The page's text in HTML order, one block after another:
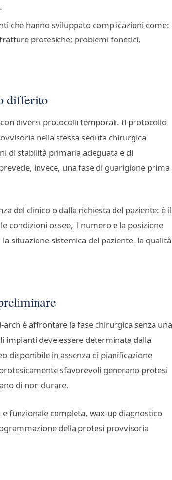
che hanno sviluppato complicazioni come:
protesiche; problemi fonetici,
differito
diversi protocolli temporali. Il protocollo
nella stessa seduta chirurgica
di stabilità primaria adeguata e di
invece, una fase di guarigione prima
del clinico o dalla richiesta del paziente: è il
condizioni ossee, il numero e la posizione
situazione sistemica del paziente, la qualità
è affrontare la fase chirurgica senza una
impianti deve essere determinata dalla
disponibile in assenza di pianificazione
sfavorevoli generano protesi
di non durare.
funzionale completa, wax-up diagnostico
della protesi provvisoria